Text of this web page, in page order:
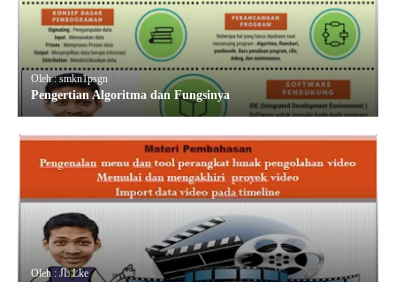
Oleh : smkn1psgn
Pengertian Algoritma dan Fungsinya
Oleh : JL Lke